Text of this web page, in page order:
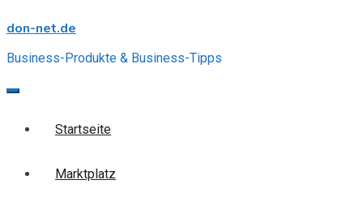
to
don-net.de
Business-Produkte & Business-Tipps
Startseite
Marktplatz